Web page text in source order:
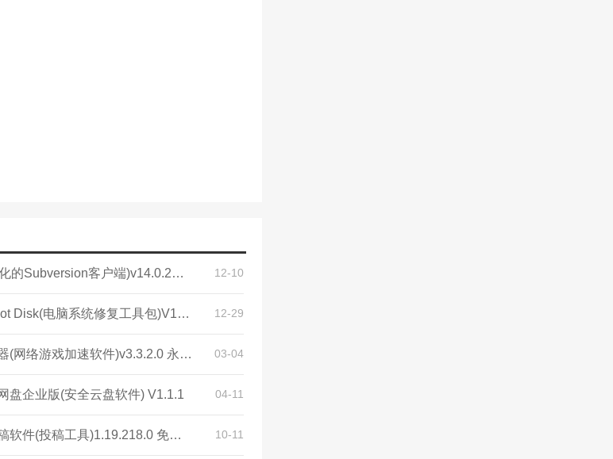
svn (图形化的Subversion客户端)v14.0.2官方版 12-10
Active Boot Disk(电脑系统修复工具包)V15.0.6 破解版 12-29
奇妙加速器(网络游戏加速软件)v3.3.2.0 永久免费版 03-04
盘企业版(安全云盘软件) V1.1.1 04-11
傻博士投稿软件(投稿工具)1.19.218.0 免费版 10-11